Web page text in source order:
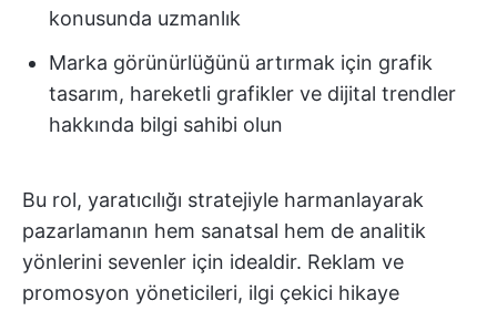
konusunda uzmanlık
Marka görünürlüğünü artırmak için grafik
tasarım, hareketli grafikler ve dijital trendler
hakkında bilgi sahibi olun
Bu rol, yaratıcılığı stratejiyle harmanlayarak
pazarlamanın hem sanatsal hem de analitik
yönlerini sevenler için idealdir. Reklam ve
promosyon yöneticileri, ilgi çekici hikaye